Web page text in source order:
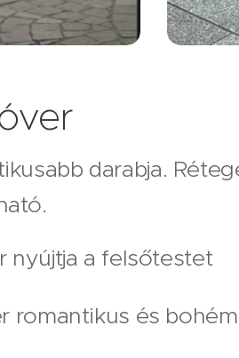
darabja.
nyújtja a felsőtestet
romantikus és